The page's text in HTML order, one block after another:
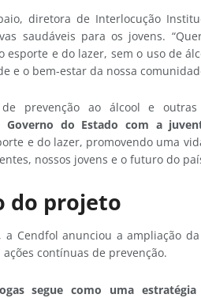
diretora de Interlocução
saudáveis para os jovens.
esporte e do lazer, sem o uso de
e o bem-estar da nossa
prevenção ao álcool e
Governo do Estado com a
e do lazer, promovendo uma
nossos jovens e o futuro do
do projeto
a Cendfol anunciou a ampliação
contínuas de prevenção.
segue como uma